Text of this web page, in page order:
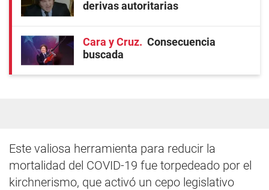
derivas autoritarias
Cara y Cruz
Consecuencia
buscada
Este valiosa herramienta para reducir la
mortalidad del COVID-19 fue torpedeado por el
kirchnerismo, que activó un cepo legislativo